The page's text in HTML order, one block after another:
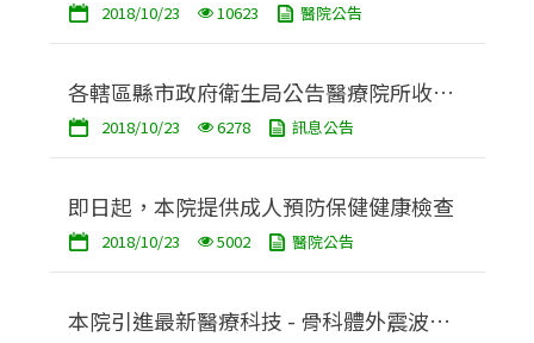
2018/10/23 10623 醫院公告
各轄區縣市政府衛生局公告醫療院所收費
標準網站連結
2018/10/23 6278 訊息公告
即日起，本院提供成人預防保健健康檢查
2018/10/23 5002 醫院公告
本院引進最新醫療科技 - 骨科體外震波治